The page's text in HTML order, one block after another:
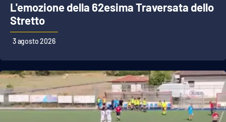
L'emozione della 62esima Traversata dello
Stretto
3 agosto 2026